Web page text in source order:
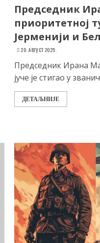
Председник
приоритетној
Јерменији и
20. АВГУСТ 2025.
Председник Ирана
јуче је стигао у
ДЕТАЉНИЈЕ